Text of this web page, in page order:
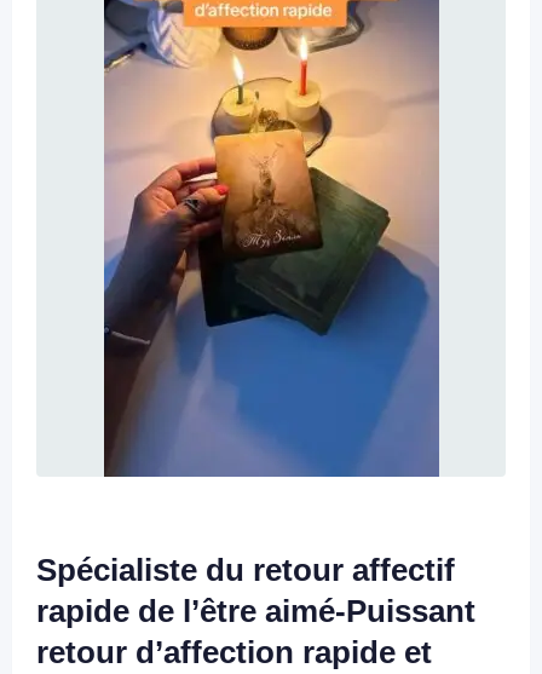
Spécialiste du retour affectif
rapide de l’être aimé-Puissant
retour d’affection rapide et